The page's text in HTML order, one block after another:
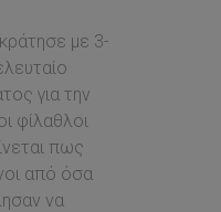
με 3-
για την
φίλαθλοι
πως
από όσα
να